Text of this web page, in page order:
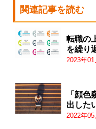
関連記事を読む
転職の
を繰り
2023年01
「顔
出した
2022年05